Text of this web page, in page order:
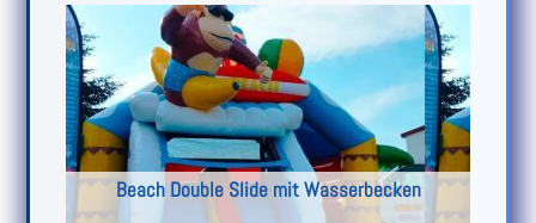
Beach Double Slide mit Wasserbecken